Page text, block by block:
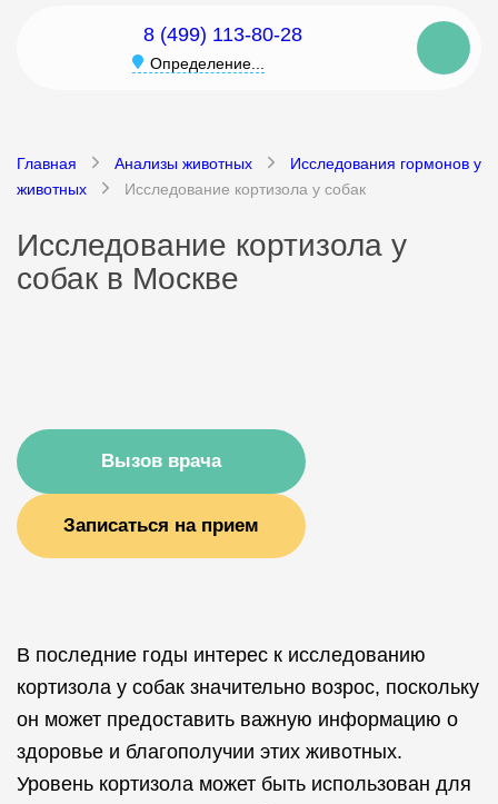
8 (499) 113-80-28
Определение...
Главная Анализы животных
Исследования гормонов у
животных
Исследование кортизола у собак
Исследование кортизола у
собак в Москве
Вызов врача
Записаться на прием
В последние годы интерес к исследованию
кортизола у собак значительно возрос, поскольку
он может предоставить важную информацию о
здоровье и благополучии этих животных.
Уровень кортизола может быть использован для